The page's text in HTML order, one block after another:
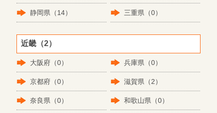
静岡県（14） 三重県（0）
近畿（2）
大阪府（0） 兵庫県（0）
京都府（0） 滋賀県（2）
奈良県（0） 和歌山県（0）